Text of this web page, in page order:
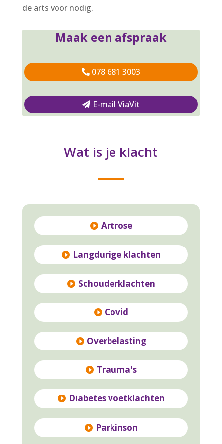
de arts voor nodig.
Maak een afspraak
078 681 3003
E-mail ViaVit
Wat is je klacht
Artrose
Langdurige klachten
Schouderklachten
Covid
Overbelasting
Trauma's
Diabetes voetklachten
Parkinson